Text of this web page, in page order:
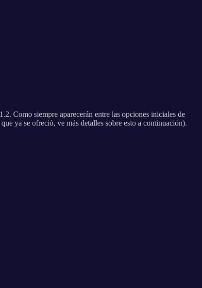
Como siempre aparecerán entre las opciones iniciales de
ya se ofreció, ve más detalles sobre esto a continuación).